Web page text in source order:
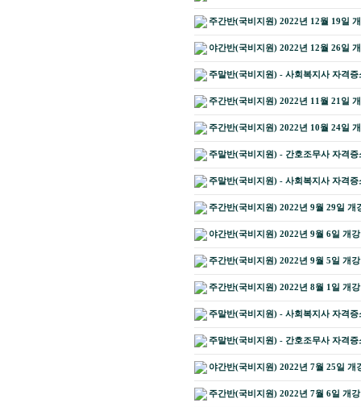
주간반(국비지원) 2022년 12월 19일
야간반(국비지원) 2022년 12월 26일
주말반(국비지원) - 사회복지사 자격
주간반(국비지원) 2022년 11월 21일
주간반(국비지원) 2022년 10월 24일
주말반(국비지원) - 간호조무사 자격
주말반(국비지원) - 사회복지사 자격
주간반(국비지원) 2022년 9월 29일 개
야간반(국비지원) 2022년 9월 6일 개
주간반(국비지원) 2022년 9월 5일 개
주간반(국비지원) 2022년 8월 1일 개
주말반(국비지원) - 사회복지사 자격
주말반(국비지원) - 간호조무사 자격
야간반(국비지원) 2022년 7월 25일 개
주간반(국비지원) 2022년 7월 6일 개